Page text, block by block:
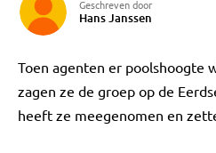
Geschreven door
Hans Janssen
Toen agenten er poolshoogte
zagen ze de groep op de
heeft ze meegenomen en